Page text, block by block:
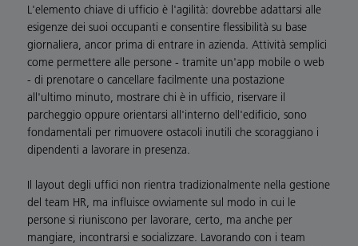
L'elemento chiave di ufficio è l'agilità: dovrebbe adattarsi alle
esigenze dei suoi occupanti e consentire flessibilità su base
giornaliera, ancor prima di entrare in azienda. Attività semplici
come permettere alle persone - tramite un'app mobile o web
- di prenotare o cancellare facilmente una postazione
all'ultimo minuto, mostrare chi è in ufficio, riservare il
parcheggio oppure orientarsi all'interno dell'edificio, sono
fondamentali per rimuovere ostacoli inutili che scoraggiano i
dipendenti a lavorare in presenza.
Il layout degli uffici non rientra tradizionalmente nella gestione
del team HR, ma influisce ovviamente sul modo in cui le
persone si riuniscono per lavorare, certo, ma anche per
mangiare, incontrarsi e socializzare. Lavorando con i team